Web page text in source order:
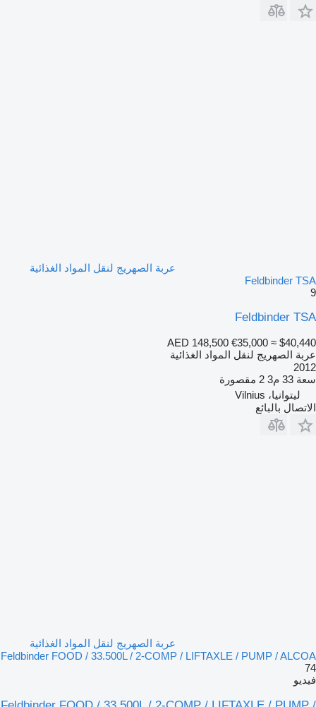
عربة الصهريج لنقل المواد الغذائية
Feldbinder TSA
9
Feldbinder TSA
AED 148,500 €35,000 ≈ $40,440
عربة الصهريج لنقل المواد الغذائية
2012
سعة 33 م3
2 مقصورة
ليتوانيا، Vilnius
الاتصال بالبائع
عربة الصهريج لنقل المواد الغذائية
Feldbinder FOOD / 33.500L / 2-COMP / LIFTAXLE / PUMP / ALCOA
74
فيديو